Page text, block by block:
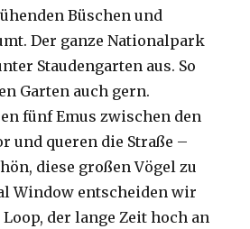
Büschen und
Der ganze Nationalpark
Staudengarten aus. So
Garten auch gern.
fünf Emus zwischen den
und queren die Straße –
diese großen Vögel zu
Window entscheiden wir
der lange Zeit hoch an